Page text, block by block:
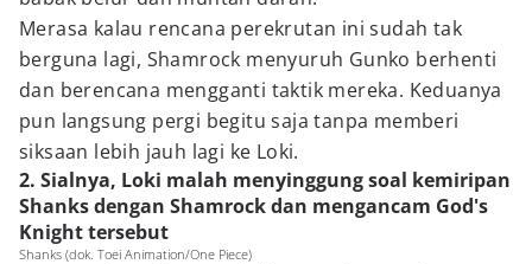
Merasa kalau rencana perekrutan ini sudah tak
berguna lagi, Shamrock menyuruh Gunko berhenti
dan berencana mengganti taktik mereka. Keduanya
pun langsung pergi begitu saja tanpa memberi
siksaan lebih jauh lagi ke Loki.
2. Sialnya, Loki malah menyinggung soal kemiripan
Shanks dengan Shamrock dan mengancam God's
Knight tersebut
Shanks (dok. Toei Animation/One Piece)